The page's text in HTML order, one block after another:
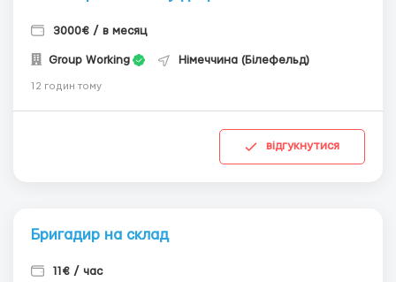
3000€ / в месяц
Group Working Німеччина (Білефельд)
12 годин тому
відгукнутися
Бригадир на склад
11€ / час